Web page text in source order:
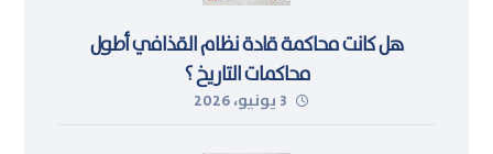
هل كانت محاكمة قادة نظام القذافي أطول
محاكمات التاريخ ؟
3 يونيو، 2026